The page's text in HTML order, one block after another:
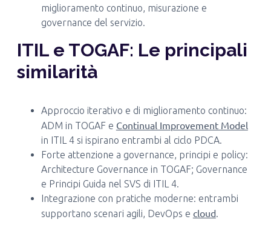
miglioramento continuo, misurazione e
governance del servizio.
ITIL e TOGAF: Le principali
similarità
Approccio iterativo e di miglioramento continuo:
ADM in TOGAF e Continual Improvement Model
in ITIL 4 si ispirano entrambi al ciclo PDCA.
Forte attenzione a governance, principi e policy:
Architecture Governance in TOGAF; Governance
e Principi Guida nel SVS di ITIL 4.
Integrazione con pratiche moderne: entrambi
supportano scenari agili, DevOps e cloud.